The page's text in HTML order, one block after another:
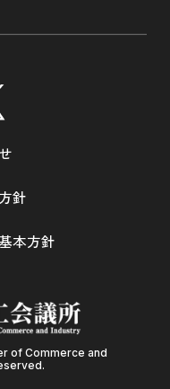
of Commerce and
針
本方針